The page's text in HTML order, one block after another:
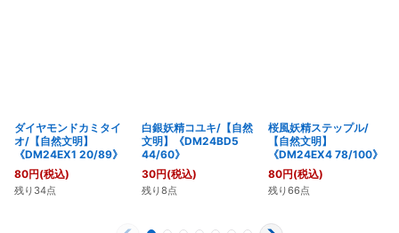
ダイヤモンドカミタイ
オ/【自然文明】
《DM24EX1 20/89》
80円(税込)
残り34点
白銀妖精コユキ/【自然
文明】《DM24BD5
44/60》
30円(税込)
残り8点
桜風妖精ステップル/
【自然文明】
《DM24EX4 78/100》
80円(税込)
残り66点